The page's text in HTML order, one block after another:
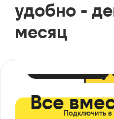
удобно -
месяц
ВсеПодключить